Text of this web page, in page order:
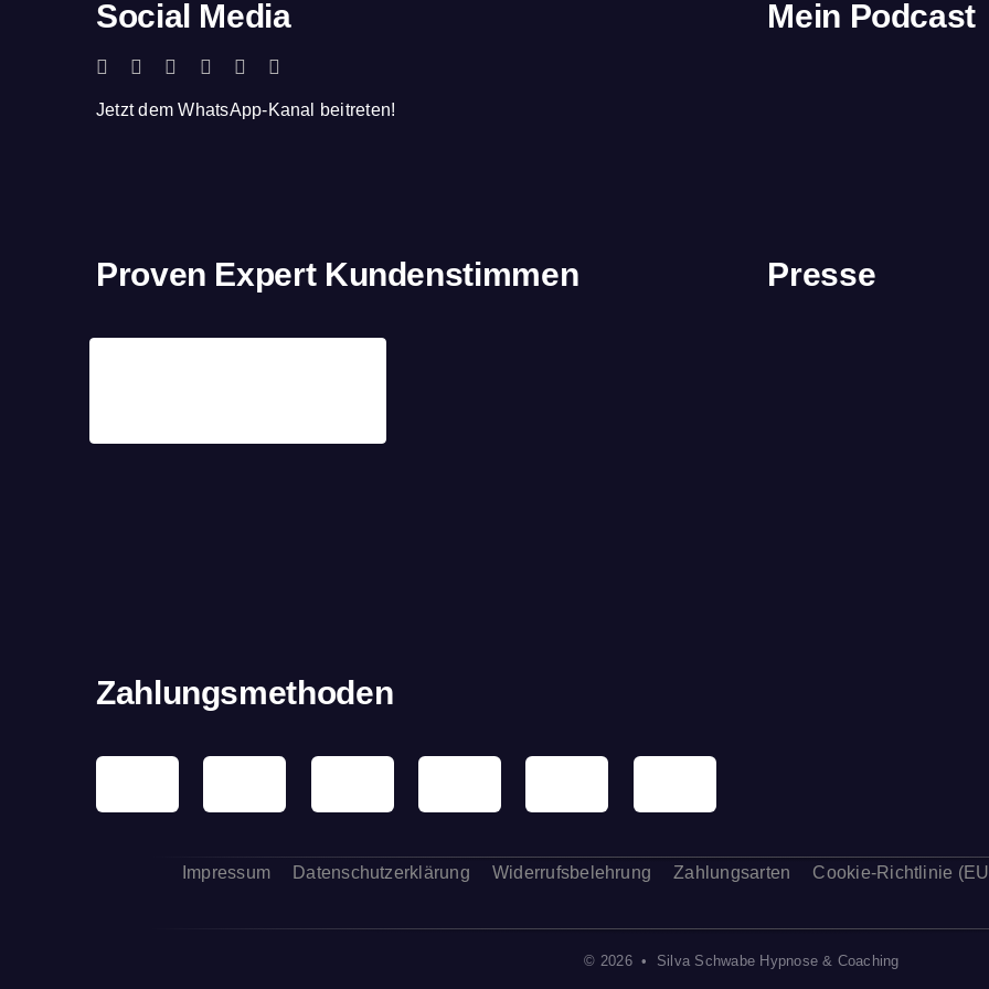
Social Media
Jetzt dem WhatsApp-Kanal beitreten!
Mein Podcast
Proven Expert Kundenstimmen Presse
Zahlungsmethoden
Impressum Datenschutzerklärung Widerrufsbelehrung Zahlungsarten Cookie-Richtlinie
© 2026 • Silva Schwabe Hypnose & Coaching